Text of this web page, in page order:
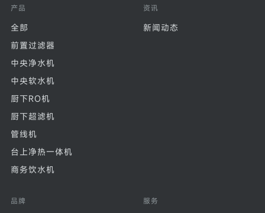
产品
全部
前置过滤器
中央净水机
中央软水机
厨下RO机
厨下超滤机
管线机
台上净热一体机
商务饮水机
资讯
新闻动态
品牌 服务